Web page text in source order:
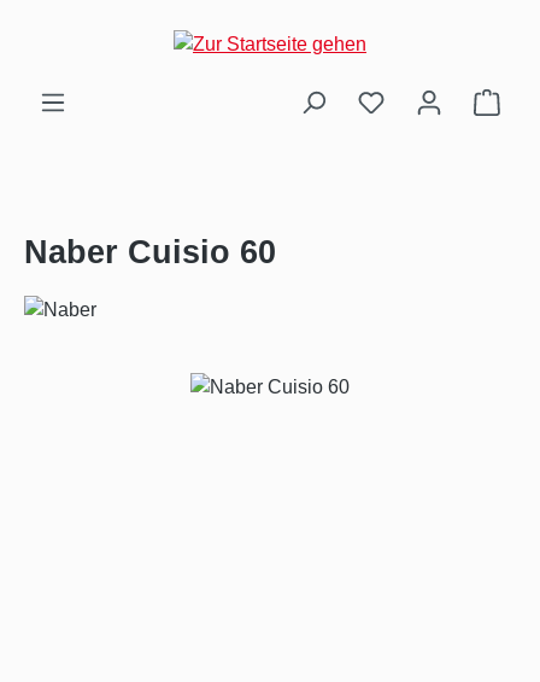
Zum Hauptinhalt springen
Naber Cuisio 60
Bildergalerie überspringen